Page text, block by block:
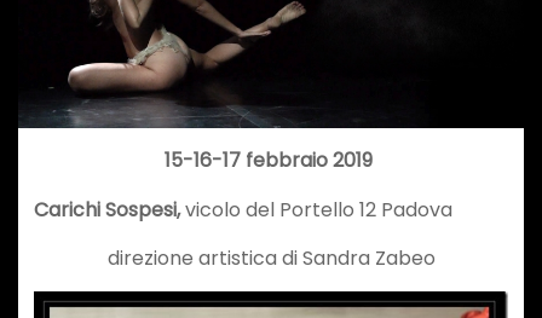
15-16-17 febbraio 2019
Carichi Sospesi,vicolo del Portello 12 Padova
direzione artistica di Sandra Zabeo